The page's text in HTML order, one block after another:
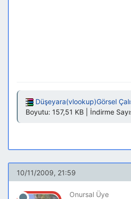
Düşeyara(vlookup)Görsel
Boyutu: 157,51 KB | İndirme
10/11/2009, 21:59
Onursal Üye